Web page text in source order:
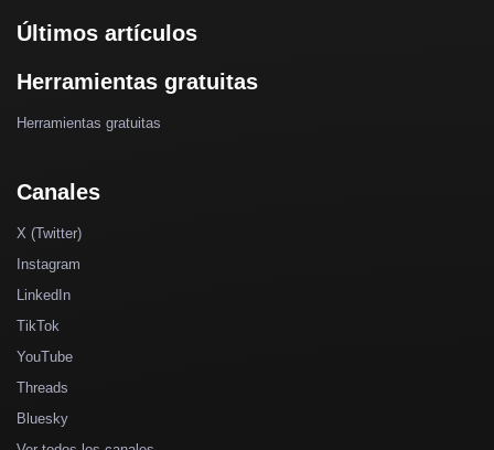
Últimos artículos
Herramientas gratuitas
Herramientas gratuitas
Canales
X (Twitter)
Instagram
LinkedIn
TikTok
YouTube
Threads
Bluesky